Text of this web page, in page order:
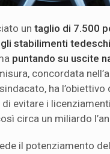
un taglio di 7.500
stabilimenti tedeschi
puntando su uscite
concordata
ha l’obiettivo
evitare i
circa un miliardo
il potenziamento